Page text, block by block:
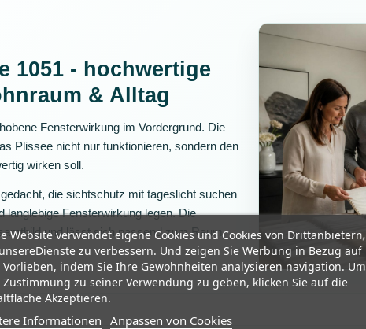
1051 - hochwertige
& Alltag
Fensterwirkung im Vordergrund. Die
Plissee nicht nur funktionieren, sondern den
wirken soll.
die sichtschutz mit tageslicht suchen
langlebige Fensterwirkung legen. Die
und lässt sich passend zum Raum
Website verwendet eigene Cookies und Cookies von Drittanbietern,
zu verbessern. Und zeigen Sie Werbung in Bezug auf
indem Sie Ihre Gewohnheiten analysieren navigation. Um
zu seiner Verwendung zu geben, klicken Sie auf die
Akzeptieren.
Informationen Anpassen von Cookies